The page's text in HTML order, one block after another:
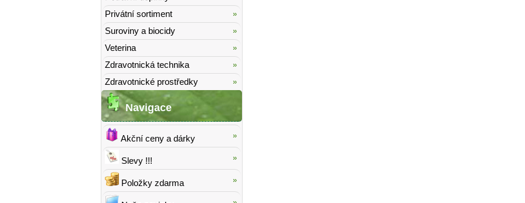
Privátní sortiment
Suroviny a biocidy
Veterina
Zdravotnická technika
Zdravotnické prostředky
Navigace
Akční ceny a dárky
Slevy !!!
Položky zdarma